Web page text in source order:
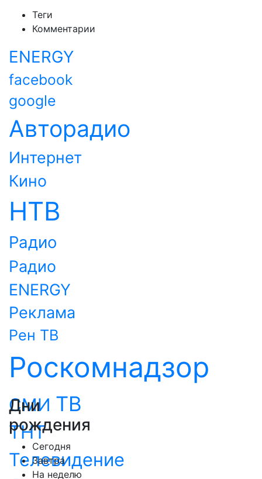
Теги
Комментарии
ENERGY
facebook
google
Авторадио
Интернет
Кино
НТВ
Радио
Радио
ENERGY
Реклама
Рен ТВ
Роскомнадзор
СМИ ТВ
ТНТ
Телевидение
Дни
рождения
Сегодня
Завтра
На неделю